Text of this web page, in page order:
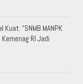
Kuat: “SNMB MANPK
RI Jadi